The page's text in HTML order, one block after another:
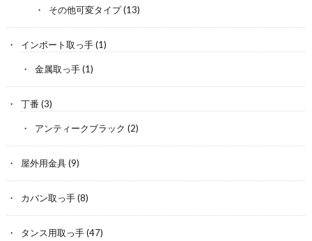
その他可変タイプ(13)
インポート取っ手(1)
金属取っ手(1)
丁番 (3)
アンティークブラック (2)
屋外用金具(9)
カバン取っ手(8)
タンス用取っ手(47)